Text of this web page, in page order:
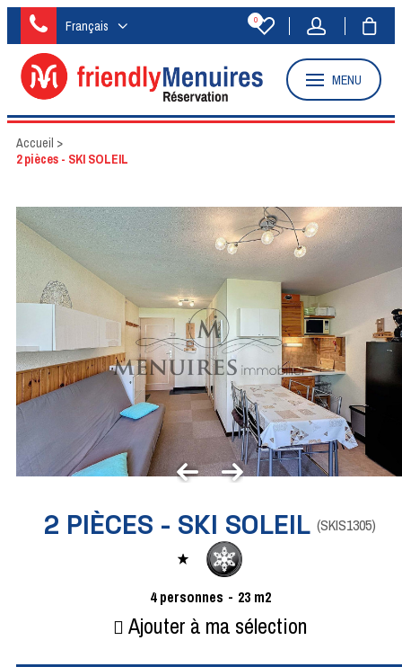
Français 0
MENU
Accueil >
2 pièces - SKI SOLEIL
2 PIÈCES - SKI SOLEIL (SKIS1305)
4 personnes 23 m2
Ajouter à ma sélection